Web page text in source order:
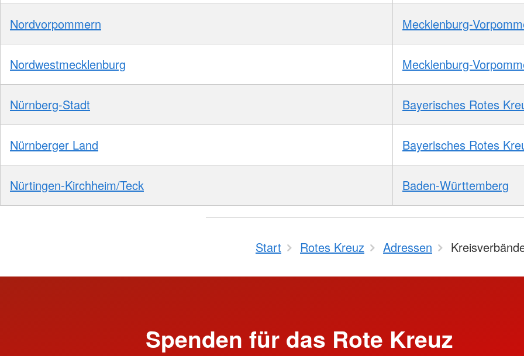
Nordvorpommern Mecklenburg-
Nordwestmecklenburg Mecklenburg-
Nürnberg-Stadt Bayerisches Rotes
Nürnberger Land Bayerisches Rotes
Nürtingen-Kirchheim/Teck Baden-Württemberg
Start Rotes Kreuz Adressen
Spenden für das Rote Kreuz